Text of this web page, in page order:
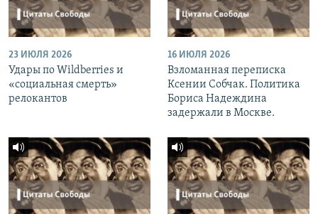
23 ИЮЛЯ 2026
Удары по Wildberries и
«социальная смерть»
релокантов
16 ИЮЛЯ 2026
Взломанная переписка
Ксении Собчак. Политика
Бориса Надеждина
задержали в Москве.